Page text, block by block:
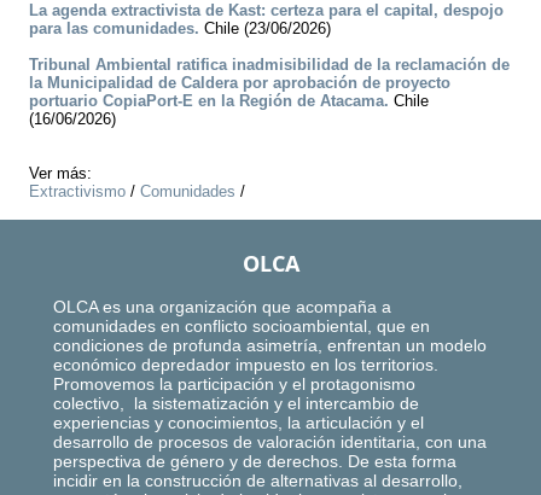
La agenda extractivista de Kast: certeza para el capital, despojo
para las comunidades. Chile (23/06/2026)
Tribunal Ambiental ratifica inadmisibilidad de la reclamación de
la Municipalidad de Caldera por aprobación de proyecto
portuario CopiaPort-E en la Región de Atacama. Chile
(16/06/2026)
Ver más:
Extractivismo / Comunidades /
OLCA
OLCA es una organización que acompaña a
comunidades en conflicto socioambiental, que en
condiciones de profunda asimetría, enfrentan un modelo
económico depredador impuesto en los territorios.
Promovemos la participación y el protagonismo
colectivo, la sistematización y el intercambio de
experiencias y conocimientos, la articulación y el
desarrollo de procesos de valoración identitaria, con una
perspectiva de género y de derechos. De esta forma
incidir en la construcción de alternativas al desarrollo,